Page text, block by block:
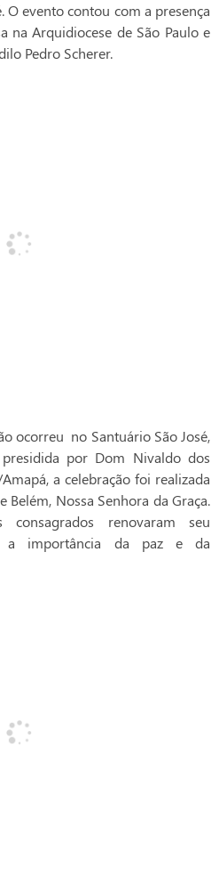
O evento contou com a presença
na Arquidiocese de São Paulo e
Pedro Scherer.
ocorreu no Santuário São José,
por Dom Nivaldo dos
a celebração foi realizada
Nossa Senhora da Graça.
renovaram seu
a importância da paz e da